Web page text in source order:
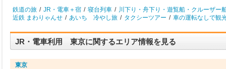
鉄道の旅 / JR・電車＋宿 / 寝台列車 / 川下り・舟下り・遊覧船・クルーザー
近鉄 まわりゃんせ / あいち 冷やし旅 / タクシーツアー / 車の運転なしで観
JR・電車利用 東京に関するエリア情報を見る
東京